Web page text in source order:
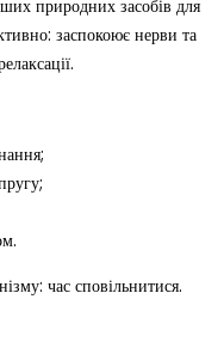
природних засобів для
заспокоює нерви та
час сповільнитися.